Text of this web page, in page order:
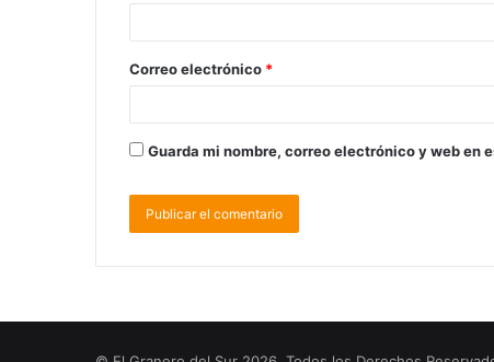
Correo electrónico *
Guarda mi nombre, correo electrónico y web en